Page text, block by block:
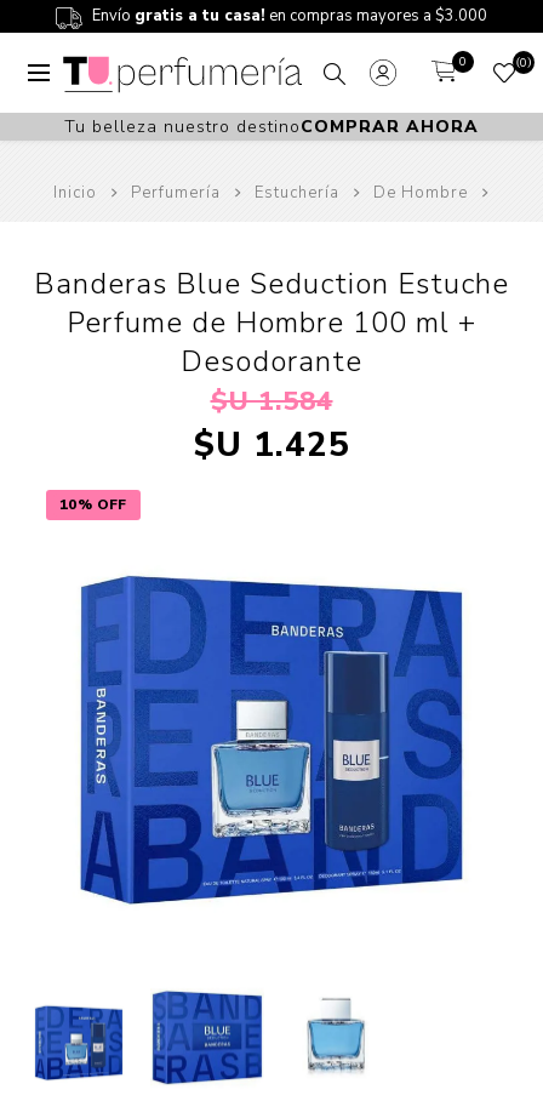
Envío gratis a tu casa! en compras mayores a $3.000
0 0
Tu belleza nuestro destinoCOMPRAR AHORA
Inicio Perfumería Estuchería De Hombre
10% OFF
Banderas Blue Seduction Estuche
Perfume de Hombre 100 ml +
Desodorante
$U 1.584
$U 1.425